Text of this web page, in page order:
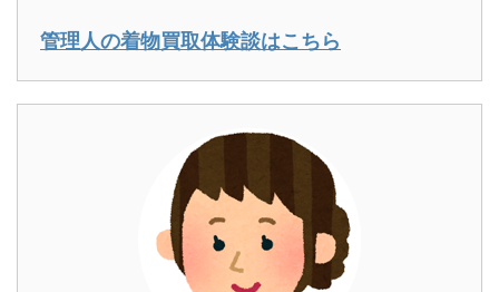
管理人の着物買取体験談はこちら